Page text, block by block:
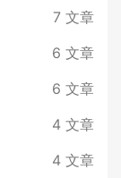
7 文章
6 文章
6 文章
4 文章
4 文章